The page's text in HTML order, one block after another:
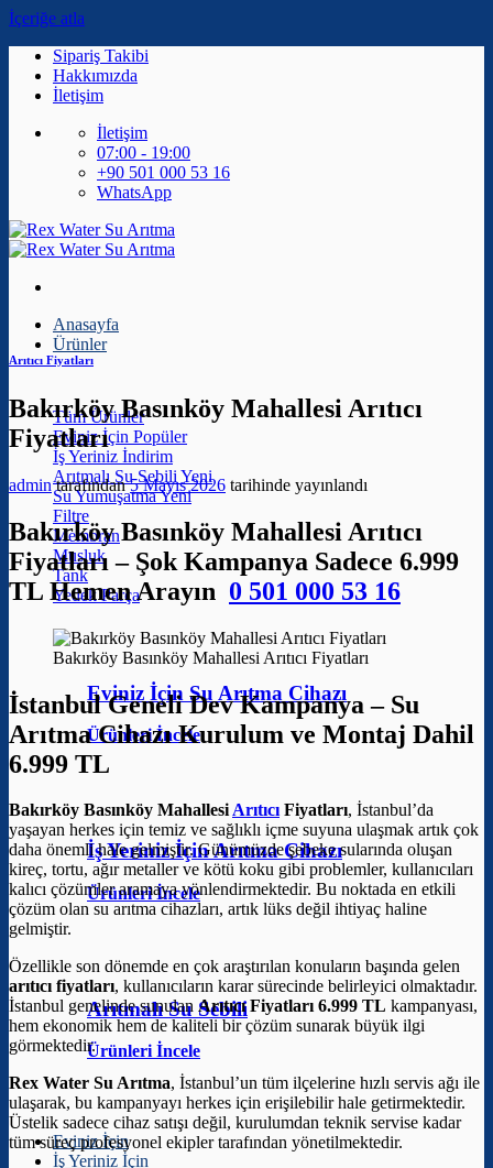
İçeriğe atla
Sipariş Takibi
Hakkımızda
İletişim
İletişim
07:00 - 19:00
+90 501 000 53 16
WhatsApp
Anasayfa
Ürünler
Tüm Ürünler
Eviniz İçin
İş Yeriniz
Arıtmalı Su Sebili
Su Yumuşatma
Filtre
Membran
Musluk
Tank
Yedek Parça
Eviniz İçin Su Arıtma Cihazı
Ürünleri İncele
İş Yeriniz İçin Arıtma Cihazı
Ürünleri İncele
Arıtmalı Su Sebili
Ürünleri İncele
Eviniz İçin
İş Yeriniz İçin
Arıtıcı Fiyatları
Bakırköy Basınköy Mahallesi Arıtıcı
Fiyatları
admintarafından 5 Mayıs 2026 tarihinde yayınlandı
Bakırköy Basınköy Mahallesi Arıtıcı
Fiyatları – Şok Kampanya Sadece 6.999
TL Hemen Arayın 0 501 000 53 16
Bakırköy Basınköy Mahallesi Arıtıcı Fiyatları
İstanbul Geneli Dev Kampanya – Su
Arıtma Cihazı Kurulum ve Montaj Dahil
6.999 TL
Bakırköy Basınköy MahallesiArıtıcıFiyatları, İstanbul’da
yaşayan herkes için temiz ve sağlıklı içme suyuna ulaşmak artık çok
daha önemli hale gelmiştir. Günümüzde şebeke sularında oluşan
kireç, tortu, ağır metaller ve kötü koku gibi problemler, kullanıcıları
kalıcı çözümler aramaya yönlendirmektedir. Bu noktada en etkili
çözüm olan su arıtma cihazları, artık lüks değil ihtiyaç haline
gelmiştir.
Özellikle son dönemde en çok araştırılan konuların başında gelen
arıtıcı fiyatları, kullanıcıların karar sürecinde belirleyici olmaktadır.
İstanbul genelinde sunulan Arıtıcı Fiyatları 6.999 TL kampanyası,
hem ekonomik hem de kaliteli bir çözüm sunarak büyük ilgi
görmektedir.
Rex Water Su Arıtma, İstanbul’un tüm ilçelerine hızlı servis ağı ile
ulaşarak, bu kampanyayı herkes için erişilebilir hale getirmektedir.
Üstelik sadece cihaz satışı değil, kurulumdan teknik servise kadar
tüm süreç profesyonel ekipler tarafından yönetilmektedir.